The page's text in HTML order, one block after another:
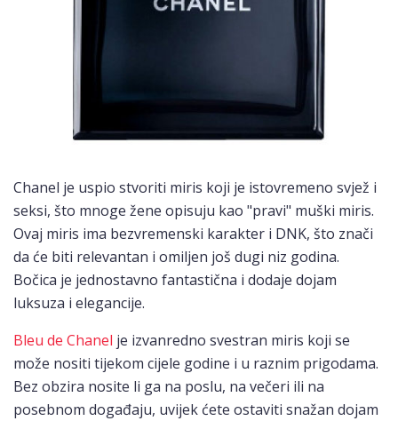
Chanel je uspio stvoriti miris koji je istovremeno svjež i
seksi, što mnoge žene opisuju kao "pravi" muški miris.
Ovaj miris ima bezvremenski karakter i DNK, što znači
da će biti relevantan i omiljen još dugi niz godina.
Bočica je jednostavno fantastična i dodaje dojam
luksuza i elegancije.
Bleu de Chanel je izvanredno svestran miris koji se
može nositi tijekom cijele godine i u raznim prigodama.
Bez obzira nosite li ga na poslu, na večeri ili na
posebnom događaju, uvijek ćete ostaviti snažan dojam